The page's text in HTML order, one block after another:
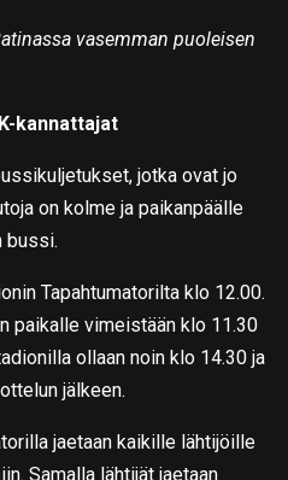
vasemman puoleisen
kannattajat
jotka ovat jo
on kolme ja paikanpäälle
bussi.
Tapahtumatorilta klo 12.00.
paikalle vimeistään klo 11.30
ollaan noin klo 14.30 ja
jälkeen.
jaetaan kaikille lähtijöille
Samalla lähtijät jaetaan